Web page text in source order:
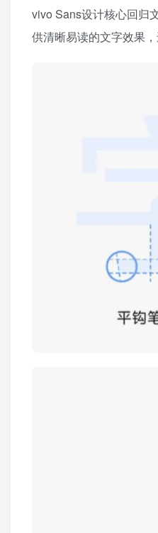
vivo Sans设计核心回归
供清晰易读的文字效果